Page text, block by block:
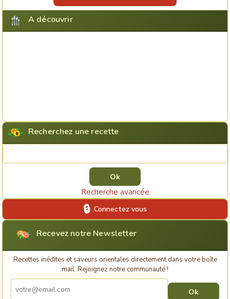
A découvrir
Recherchez une recette
Recherche avancée
Connectez vous
Recevez notre Newsletter
Recettes inédites et saveurs orientales directement dans votre boîte
mail. Rejoignez notre communauté !